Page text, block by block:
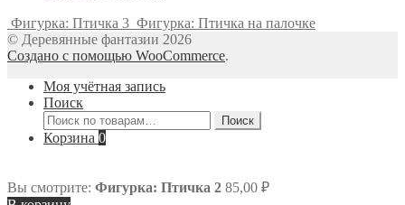
Фигурка: Птичка 3 Фигурка: Птичка на палочке
© Деревянные фантазии 2026
Создано с помощью WooCommerce.
Моя учётная запись
Поиск
Искать:
Поиск
Корзина 0
Вы смотрите: Фигурка: Птичка 2 85,00 ₽